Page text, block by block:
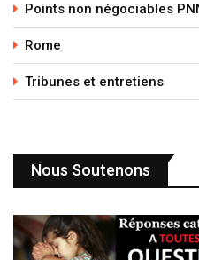
Points non négociables
Rome
Tribunes et entretiens
Nous Soutenons